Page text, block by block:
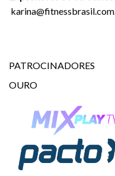
PATROCINADORES
OURO